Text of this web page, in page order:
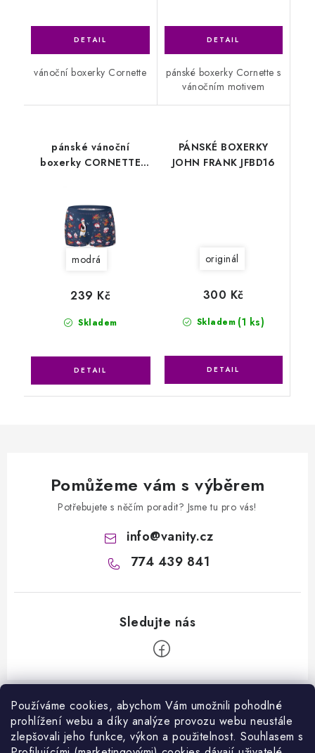
Používáme cookies, abychom Vám umožnili pohodlné
prohlížení webu a díky analýze provozu webu neustále
zlepšovali jeho funkce, výkon a použitelnost. Souhlasem s
vánoční boxerky Cornette
pánské boxerky Cornette s
vánočním motivem
pánské vánoční
boxerky CORNETTE
modrá
Skladem
239 Kč
PÁNSKÉ BOXERKY
JOHN FRANK JFBD16
originál
Skladem (1 ks)
300 Kč
Pomůžeme vám s výběrem
Potřebujete s něčím poradit? Jsme tu pro vás!
info@vanity.cz
774 439 841
Z
Informace pro vás
Kontakty